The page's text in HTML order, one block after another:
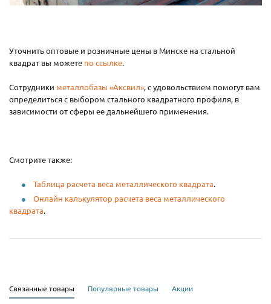
Уточнить оптовые и розничные цены в Минске на стальной
квадрат вы можете по ссылке.
Сотрудники металлобазы «Аксвил», с удовольствием помогут вам
определиться с выбором стального квадратного профиля, в
зависимости от сферы ее дальнейшего применения.
Смотрите также:
Таблица расчета веса металлического квадрата.
Онлайн калькулятор расчета веса металлического
квадрата.
Связанные товары Популярные товары Акции